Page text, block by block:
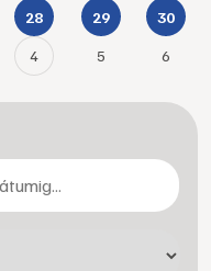
28 29 30
4 5 6